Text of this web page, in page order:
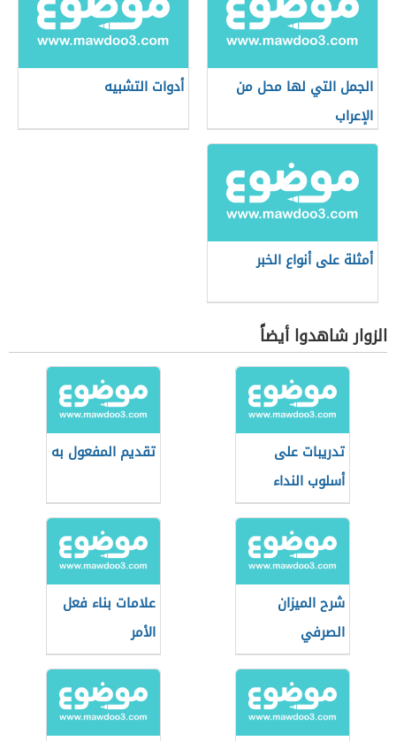
الجمل التي لها محل من
الإعراب
أدوات التشبيه
أمثلة على أنواع الخبر
الزوار شاهدوا أيضاً
تدريبات على
أسلوب النداء
تقديم المفعول به
شرح الميزان
الصرفي
علامات بناء فعل
الأمر